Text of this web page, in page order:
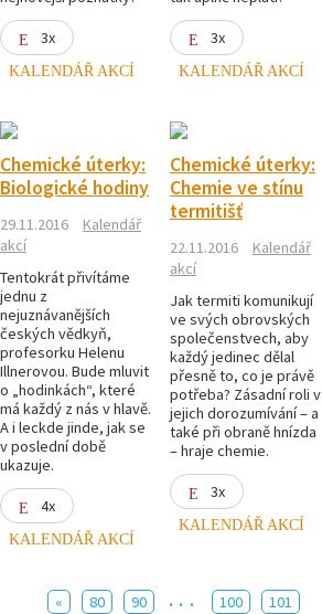
3x
KALENDÁŘ AKCÍ
3x
KALENDÁŘ AKCÍ
Chemické úterky:
Biologické hodiny
29.11.2016
Kalendář
akcí
Tentokrát přivítáme
jednu z
nejuznávanějších
českých vědkyň,
profesorku Helenu
Illnerovou. Bude mluvit
o „hodinkách“, které
má každý z nás v hlavě.
A i leckde jinde, jak se
v poslední době
ukazuje.
4x
KALENDÁŘ AKCÍ
Chemické úterky:
Chemie ve stínu
termitišť
22.11.2016
Kalendář
akcí
Jak termiti komunikují
ve svých obrovských
společenstvech, aby
každý jedinec dělal
přesně to, co je právě
potřeba? Zásadní roli v
jejich dorozumívání – a
také při obraně hnízda
– hraje chemie.
3x
KALENDÁŘ AKCÍ
« 80 90 ... 100
101